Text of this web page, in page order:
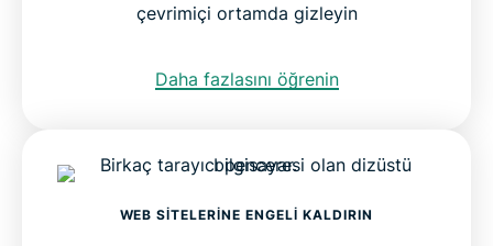
çevrimiçi ortamda gizleyin
Daha fazlasını öğrenin
WEB SITELERINE ENGELI KALDIRIN